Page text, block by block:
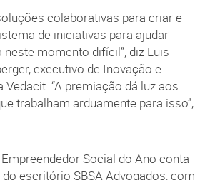
colaborativas para criar e
de iniciativas para ajudar
momento difícil”, diz Luis
executivo de Inovação e
Vedacit. “A premiação dá luz aos
trabalham arduamente para isso”,
Social do Ano conta
escritório SBSA Advogados, com